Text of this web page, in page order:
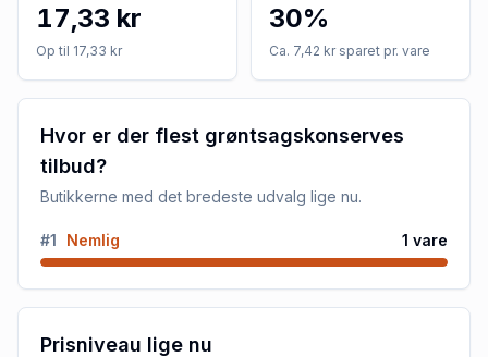
17,33 kr
Op til 17,33 kr
30%
Ca. 7,42 kr sparet pr. vare
Hvor er der flest grøntsagskonserves
tilbud?
Butikkerne med det bredeste udvalg lige nu.
#1 Nemlig 1 vare
Prisniveau lige nu